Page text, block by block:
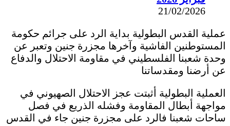
21/02/2026
عملية القدس البطولية بداية الرد على جرائم حكومة
المستوطنين الفاشية وآخرها مجزرة جنين وتعبر عن
وحدة شعبنا الفلسطيني في مقاومة الاحتلال والدفاع
عن أرضنا ومقدساتنا
العملية البطولية أثبتت عجز الاحتلال الصهيوني في
مواجهة أبطال المقاومة وفشله الذريع في فصل
ساحات شعبنا فالرد على مجزرة جنين جاء في القدس